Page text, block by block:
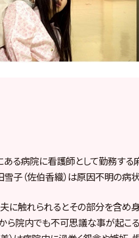
る病院に看護師として勤務する
子（佐伯香織）は原因不明の病
に触れられるとその部分を含
ら院内でも不可思議な事が起こ